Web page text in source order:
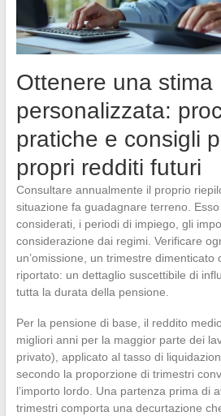
Ottenere una stima
personalizzata:
pratiche e consigli
propri redditi futuri
Consultare annualmente il proprio
situazione fa guadagnare terreno.
considerati, i periodi di impiego, gli
considerazione dai regimi. Verificare
un’omissione, un trimestre dimenticato
riportato: un dettaglio suscettibile di
tutta la durata della pensione.
Per la pensione di base, il reddito
migliori anni per la maggior parte dei
privato), applicato al tasso di
secondo la proporzione di trimestri
l’importo lordo. Una partenza prima di
trimestri comporta una decurtazione